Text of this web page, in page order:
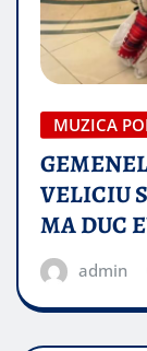
MUZICA
VELICIU
MA DUC
admin